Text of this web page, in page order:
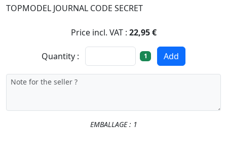
TOPMODEL JOURNAL CODE SECRET
Price incl. VAT : 22,95 €
Quantity : 1 Add
EMBALLAGE : 1